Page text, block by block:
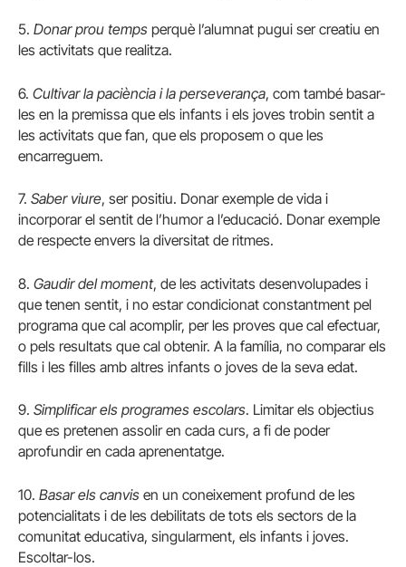
5. Donar prou temps perquè l’alumnat pugui ser creatiu en
les activitats que realitza.
6. Cultivar la paciència i la perseverança, com també basar-
les en la premissa que els infants i els joves trobin sentit a
les activitats que fan, que els proposem o que les
encarreguem.
7. Saber viure, ser positiu. Donar exemple de vida i
incorporar el sentit de l’humor a l’educació. Donar exemple
de respecte envers la diversitat de ritmes.
8. Gaudir del moment, de les activitats desenvolupades i
que tenen sentit, i no estar condicionat constantment pel
programa que cal acomplir, per les proves que cal efectuar,
o pels resultats que cal obtenir. A la família, no comparar els
fills i les filles amb altres infants o joves de la seva edat.
9. Simplificar els programes escolars. Limitar els objectius
que es pretenen assolir en cada curs, a fi de poder
aprofundir en cada aprenentatge.
10. Basar els canvis en un coneixement profund de les
potencialitats i de les debilitats de tots els sectors de la
comunitat educativa, singularment, els infants i joves.
Escoltar-los.